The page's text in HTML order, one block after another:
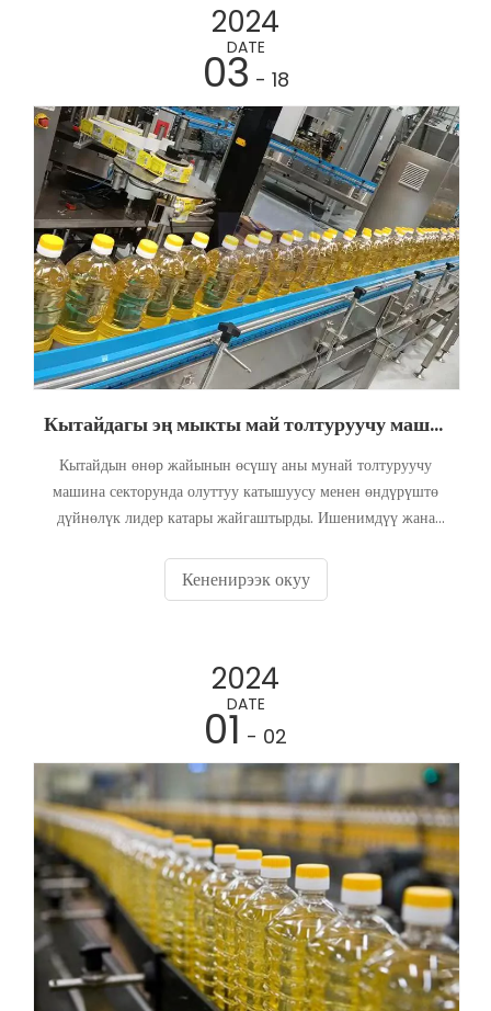
2024
DATE
03 - 18
Кытайдагы эң мыкты май толтуруучу машина өндүрүүчүлөр
Кытайдын өнөр жайынын өсүшү аны мунай толтуруучу
машина секторунда олуттуу катышуусу менен өндүрүштө
дүйнөлүк лидер катары жайгаштырды. Ишенимдүү жана
көздөгөн ишканалар үчүн Кытайдагы өндүрүүчүлөрдүн
пейзажын түшүнүү абдан маанилүү. Бул макалада май
артыкчылыктары жана бул тармактагы айрым алдыңкы
компаниялар баса белгиленет.
Кененирээк окуу
2024
DATE
01 - 02